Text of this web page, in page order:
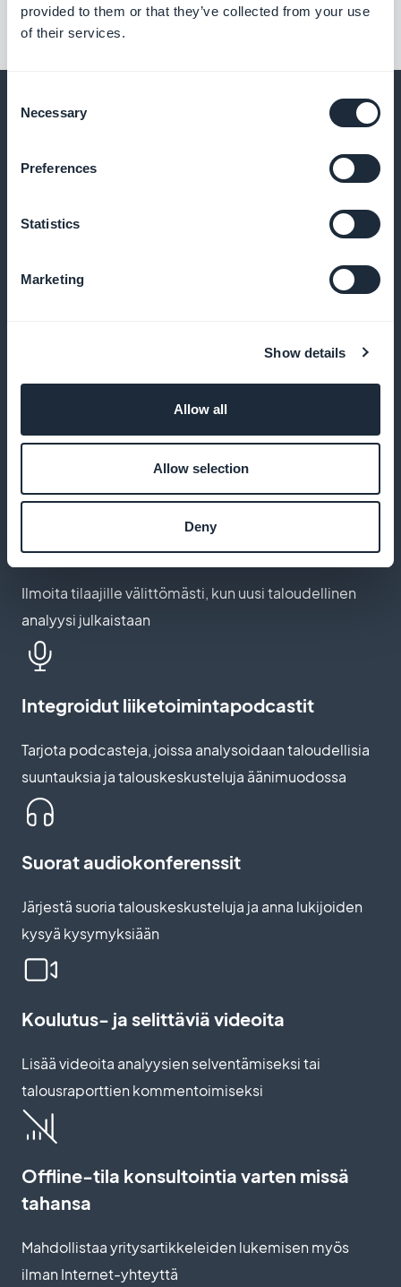
provided to them or that they’ve collected from your use
of their services.
Selection
Necessary
Preferences
Statistics
Marketing
Show details
Allow all
Allow selection
Deny
Ja paljon muuta
Lukijat tallentavat taloudelliset analyysit ja löytävät
ne helposti myöhemmin
Push-ilmoitukset jokaisesta uudesta
sarakkeesta
Ilmoita tilaajille välittömästi, kun uusi taloudellinen
analyysi julkaistaan
Integroidut liiketoimintapodcastit
Tarjota podcasteja, joissa analysoidaan taloudellisia
suuntauksia ja talouskeskusteluja äänimuodossa
Suorat audiokonferenssit
Järjestä suoria talouskeskusteluja ja anna lukijoiden
kysyä kysymyksiään
Koulutus- ja selittäviä videoita
Lisää videoita analyysien selventämiseksi tai
talousraporttien kommentoimiseksi
Offline-tila konsultointia varten missä
tahansa
Mahdollistaa yritysartikkeleiden lukemisen myös
ilman Internet-yhteyttä